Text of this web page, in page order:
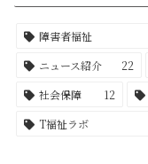
障害者福祉
ニュース紹介
22
社会保障
12
T福祉ラボ